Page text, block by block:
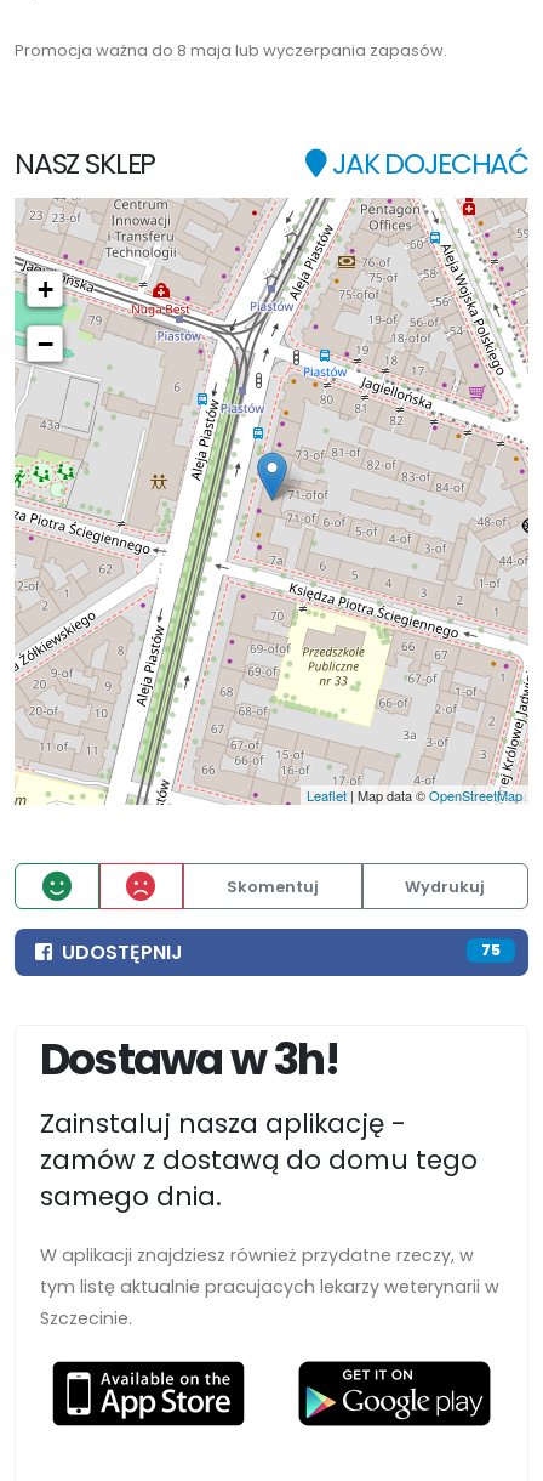
Promocja ważna do 8 maja lub wyczerpania zapasów.
NASZ SKLEP JAK DOJECHAĆ
+
−
Leaflet| Map data ©OpenStreetMap
Skomentuj Wydrukuj
UDOSTĘPNIJ 75
Dostawa w 3h!
Zainstaluj nasza aplikację -
zamów z dostawą do domu tego
samego dnia.
W aplikacji znajdziesz również przydatne rzeczy, w
tym listę aktualnie pracujacych lekarzy weterynarii w
Szczecinie.